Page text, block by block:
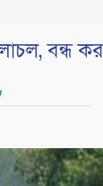
বন্ধ